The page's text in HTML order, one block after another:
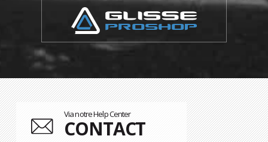
Via notre Help Center
CONTACT